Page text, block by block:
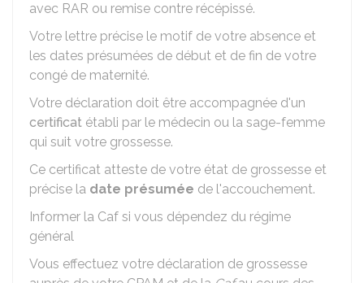
avec RAR ou remise contre récépissé.
Votre lettre précise le motif de votre absence et
les dates présumées de début et de fin de votre
congé de maternité.
Votre déclaration doit être accompagnée d'un
certificat établi par le médecin ou la sage-femme
qui suit votre grossesse.
Ce certificat atteste de votre état de grossesse et
précise la date présumée de l'accouchement.
Informer la Caf si vous dépendez du régime
général
Vous effectuez votre déclaration de grossesse